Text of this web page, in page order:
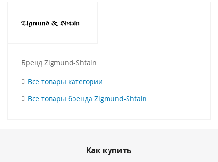
Бренд Zigmund-Shtain
Все товары категории
Все товары бренда Zigmund-Shtain
Как купить